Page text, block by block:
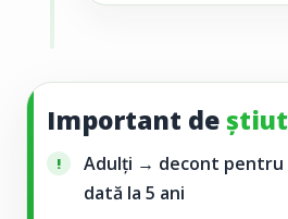
Important de știut
Adulți → decont pentru
dată la 5 ani